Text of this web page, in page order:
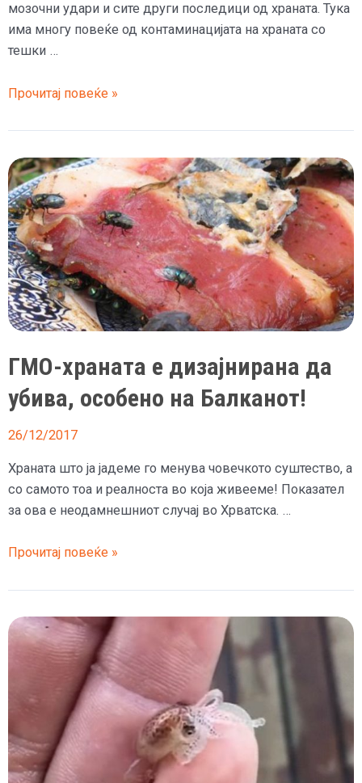
мозочни удари и сите други последици од храната. Тука
има многу повеќе од контаминацијата на храната со
тешки …
(втор
ГМО
храната
е
дизајнирана
да
убива,
особено
на
Балканот
Прочитај повеќе »
ГМО-храната е дизајнирана да
убива, особено на Балканот!
26/12/2017
Храната што ја јадеме го менува човечкото суштество, а
со самото тоа и реалноста во која живееме! Показател
за ова е неодамнешниот случај во Хрватска. …
ГМО-
е
дизајнирана
да
убива,
Балканот!
Прочитај повеќе »